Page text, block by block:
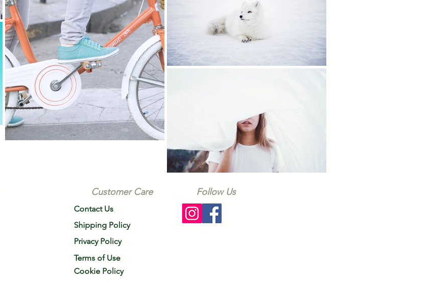
Customer Care Follow Us
Shipping Policy
Contact Us
Privacy Policy
Terms of Use
Cookie Policy